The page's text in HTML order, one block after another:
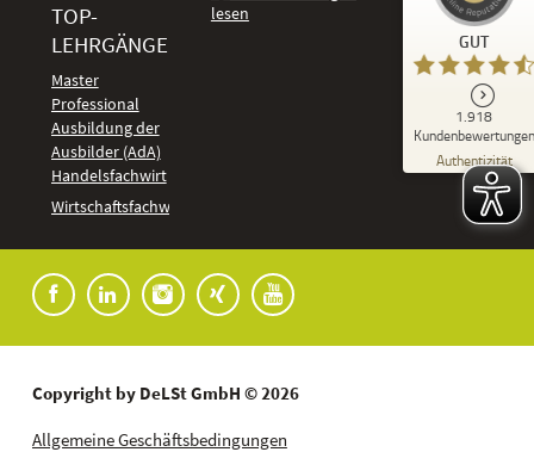
TOP-
LEHRGÄNGE
Master
Professional
Ausbildung der
Ausbilder (AdA)
Handelsfachwirt
Wirtschaftsfachwirt
GUT
1.918
Kundenbewertungen
Authentizität
Kundenbewertungen und Erfahrungen zu
DeLSt - Deutsches eLearning Studieninstitut
92
%
Empfehlungen auf
ProvenExpert.com
91
anderen Quellen
Copyright by DeLSt GmbH © 2026
Allgemeine Geschäftsbedingungen